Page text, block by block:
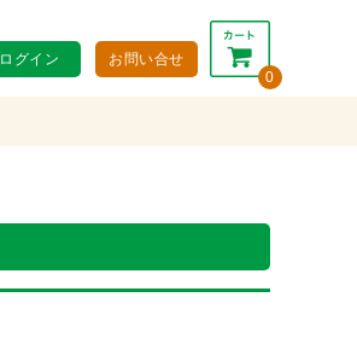
ログイン
お問い合せ
0
カートを見る・注文する